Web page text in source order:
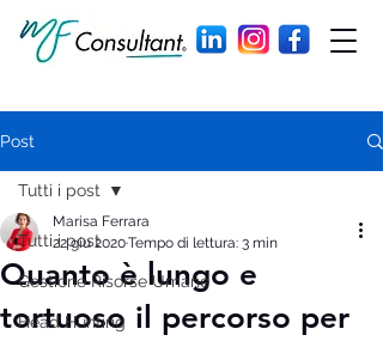
Post
Tutti i post
Gestione Risorse Umane
Head Hunting
Tutti i post
Quanto è lungo e
tortuoso il percorso per
Marisa Ferrara
22 giu 2020Tempo di lettura: 3 min